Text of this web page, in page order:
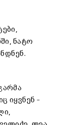
ნატო
იყვნენ –